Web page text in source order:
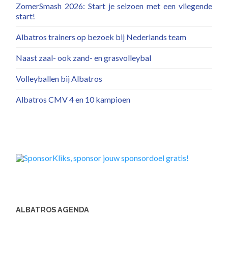
ZomerSmash 2026: Start je seizoen met een vliegende
start!
Albatros trainers op bezoek bij Nederlands team
Naast zaal- ook zand- en grasvolleybal
Volleyballen bij Albatros
Albatros CMV 4 en 10 kampioen
ALBATROS AGENDA